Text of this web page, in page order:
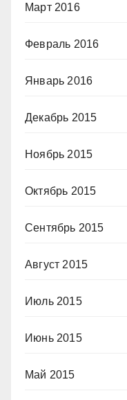
Март 2016
Февраль 2016
Январь 2016
Декабрь 2015
Ноябрь 2015
Октябрь 2015
Сентябрь 2015
Август 2015
Июль 2015
Июнь 2015
Май 2015